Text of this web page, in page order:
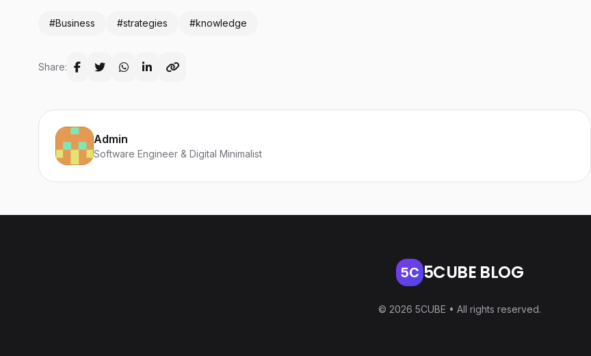
#Business #strategies #knowledge
Share:
Admin
Software Engineer & Digital Minimalist
5C 5CUBE BLOG
© 2026 5CUBE • All rights reserved.